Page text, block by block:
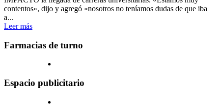
contentos», dijo y agregó «nosotros no teníamos dudas de que iba
a...
Leer más
Farmacias de turno
Espacio publicitario